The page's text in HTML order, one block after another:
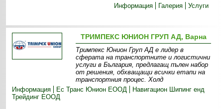
Информация
Галерия Услуги
ТРИМПЕКС ЮНИОН ГРУП АД, Варна
Тримпекс Юнион Груп АД е лидер в
сферата на транспортните и логистични
услуги в България, предлагащ пълен набор
от решения, обхващащи всички етапи на
транспортния процес. Холд
Информация
Ес Транс Юнион ЕООД
Навигацион Шипинг енд
Трейдинг ЕООД